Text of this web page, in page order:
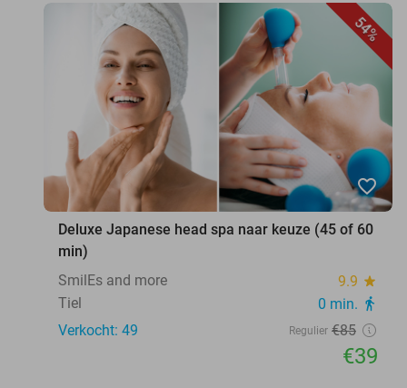
54%
favorite_border
Deluxe Japanese head spa naar keuze (45 of 60
min)
SmilEs and more
9.9 star
Tiel 0 min. directions_walk
Verkocht: 49 Regulier €85
€39